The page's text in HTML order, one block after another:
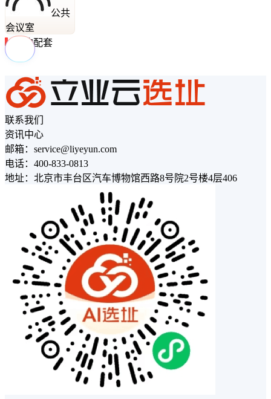
公共
会议室
周边配套
联系我们
资讯中心
邮箱：service@liyeyun.com
电话：400-833-0813
地址：北京市丰台区汽车博物馆西路8号院2号楼4层406